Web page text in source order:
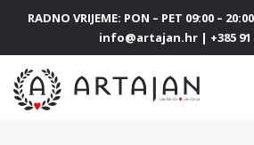
RADNO VRIJEME: PON – PET 09:00 –
info@artajan.hr | +385 91